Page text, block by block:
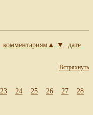
комментариям▲ ▼
дате
Встряхнуть
23 24 25 26 27
28